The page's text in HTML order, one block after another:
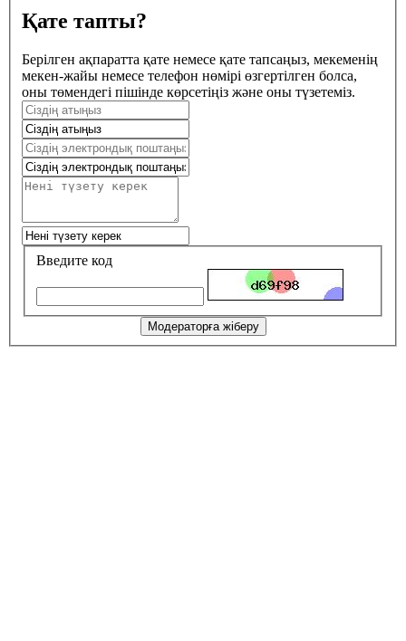
Қате тапты?
Берілген ақпаратта қате немесе қате тапсаңыз, мекеменің
мекен-жайы немесе телефон нөмірі өзгертілген болса,
оны төмендегі пішінде көрсетіңіз және оны түзетеміз.
Введите код
Модераторға жіберу